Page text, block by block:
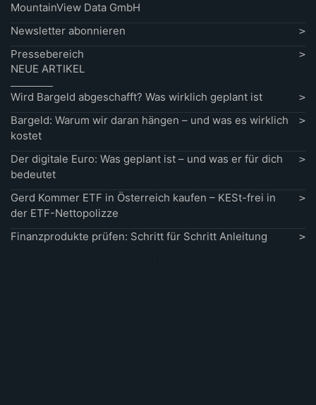
MountainView Data GmbH
Newsletter abonnieren
Pressebereich
NEUE ARTIKEL
Wird Bargeld abgeschafft? Was wirklich geplant ist
Bargeld: Warum wir daran hängen – und was es wirklich
kostet
Der digitale Euro: Was geplant ist – und was er für dich
bedeutet
Gerd Kommer ETF in Österreich kaufen – KESt-frei in
der ETF-Nettopolizze
Finanzprodukte prüfen: Schritt für Schritt Anleitung